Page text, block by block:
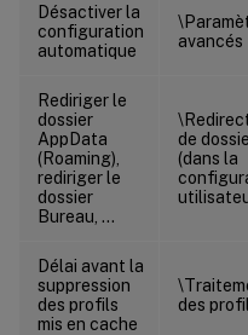
Désactiver la
configuration
automatique
avancés
Rediriger le
dossier
AppData
(Roaming),
rediriger le
dossier
Bureau, …
de
(dans la
Délai avant la
suppression
des profils
mis en cache
des